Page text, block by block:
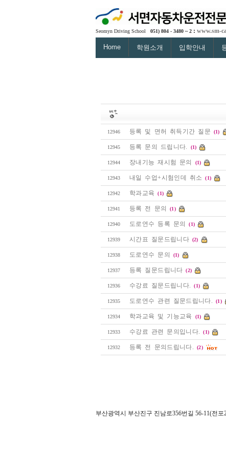
Seomyn Driving School 051) 804 - 3480 ~ 2 : www.sm-
Home 학원소개 입학안내
12946 등록 및 면허 취득기간 질문 (1)
12945 등록 문의 드립니다. (1)
12944 장내기능 재시험 문의 (1)
12943 내일 수업+시험인데 취소 (1)
12942 학과교육 (1)
12941 등록 전 문의 (1)
12940 도로연수 등록 문의 (1)
12939 시간표 질문드립니다 (2)
12938 도로연수 문의 (1)
12937 등록 질문드립니다 (2)
12936 수강료 질문드립니다. (1)
12935 도로연수 관련 질문드립니다. (1)
12934 학과교육 및 기능교육 (1)
12933 수강료 관련 문의입니다. (1)
12932 등록 전 문의드립니다. (2)
부산광역시 부산진구 진남로356번길 56-11(전포